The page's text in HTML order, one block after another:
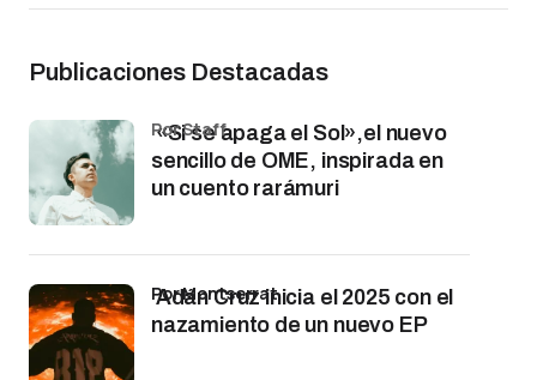
Publicaciones Destacadas
«Si se apaga el Sol»,el nuevo
sencillo de OME, inspirada en
un cuento rarámuri
por Staff
Adán Cruz inicia el 2025 con el
nazamiento de un nuevo EP
por Montserrat